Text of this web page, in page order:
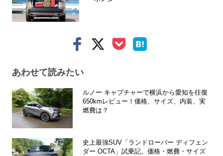
あわせて読みたい
ルノー キャプチャーで横浜から愛知を往復
650kmレビュー！価格、サイズ、内装、実
燃費は？
史上最強SUV「ランドローバー ディフェン
ダー OCTA」試乗記。価格・燃費・サイズ